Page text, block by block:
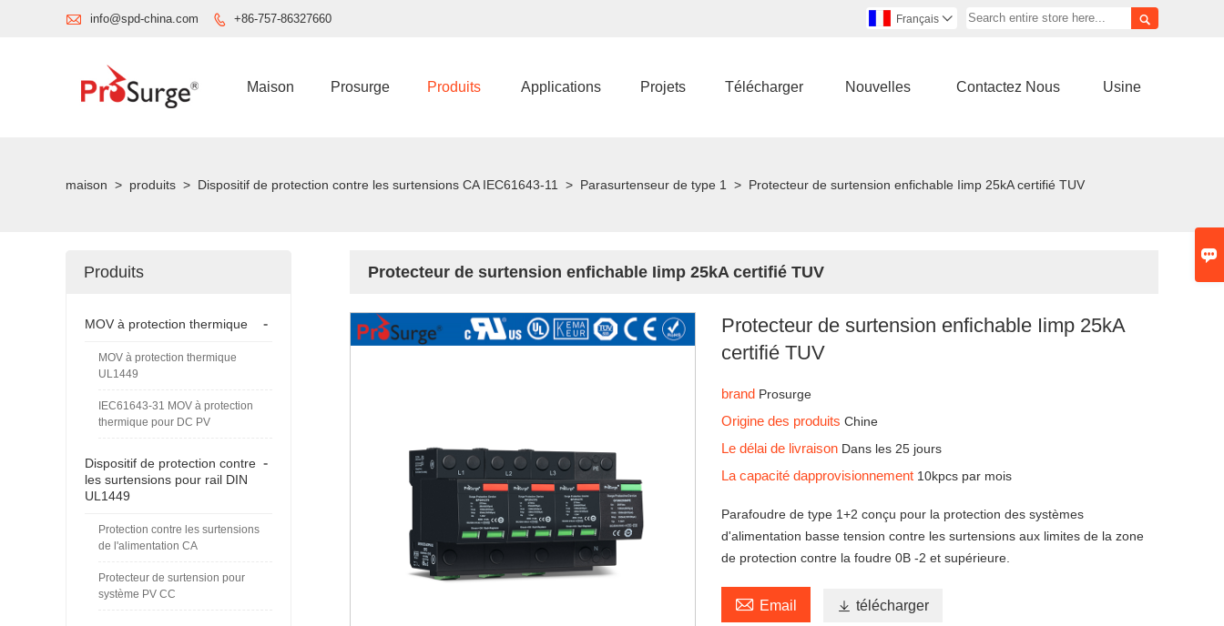

 info@spd-china.com  +86-757-86327660 
Français 
Maison Prosurge Produits Applications Projets Télécharger Nouvelles Contactez Nous Usine
maison > produits > Dispositif de protection contre les surtensions CA IEC61643-11 > Parasurtenseur de type 1 > Protecteur de surtension enfichable Iimp 25kA certifié TUV
Protecteur de surtension enfichable Iimp 25kA certifié TUV
Protecteur de surtension enfichable Iimp 25kA
certifié TUV
brand Prosurge
Origine des produitsChine
Le délai de livraison Dans les 25 jours
La capacité dapprovisionnement 10kpcs par mois
Parafoudre de type 1+2 conçu pour la protection des systèmes
d'alimentation basse tension contre les surtensions aux limites de la zone
de protection contre la foudre 0B -2 et supérieure.
 Email  télécharger
Produits
-
MOV à protection thermique
MOV à protection thermique
UL1449
IEC61643-31 MOV à protection
thermique pour DC PV
-
Dispositif de protection contre
les surtensions pour rail DIN
UL1449
Protection contre les surtensions
de l'alimentation CA
Protecteur de surtension pour
système PV CC